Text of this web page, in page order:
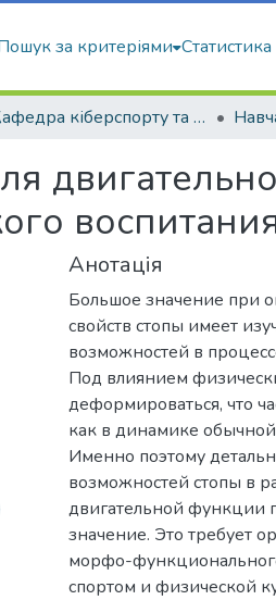
за критеріями Статистика
Кафедра кіберспорту та інформаційних технологій
Анотація
Большое значение при
свойств стопы имеет
возможностей в
Под влиянием
деформироваться, что
как в динамике
Именно поэтому
возможностей стопы в
двигательной функции
значение. Это требует
морфо-
спортом и физической